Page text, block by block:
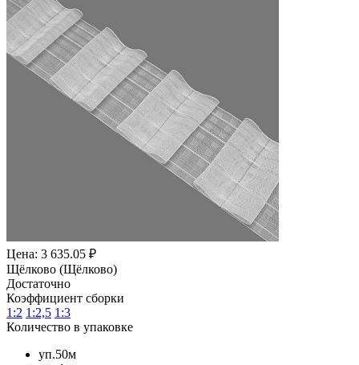
Цена: 3 635.05 ₽
Щёлково (Щёлково)
Достаточно
Коэффициент сборки
1:2 1:2,5 1:3
Количество в упаковке
уп.50м